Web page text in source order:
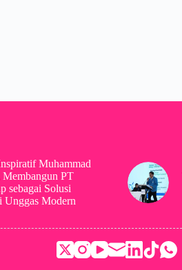
Muhammad
PT
sebagai Solusi
Unggas Modern